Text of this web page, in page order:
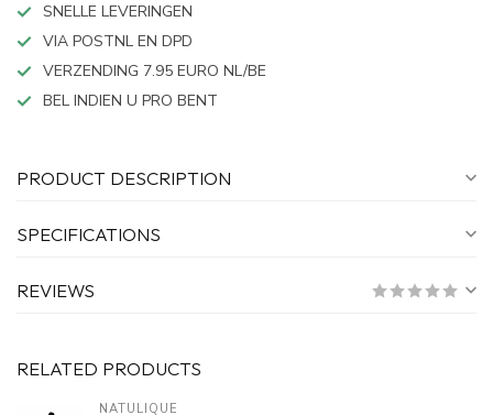
SNELLE LEVERINGEN
VIA POSTNL EN DPD
VERZENDING 7.95 EURO NL/BE
BEL INDIEN U PRO BENT
PRODUCT DESCRIPTION
SPECIFICATIONS
REVIEWS
RELATED PRODUCTS
NATULIQUE